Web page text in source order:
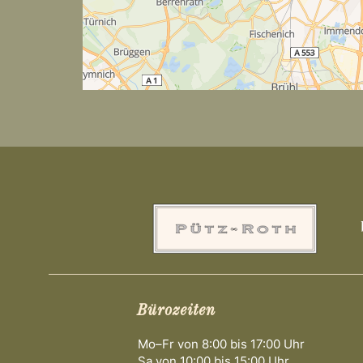
n
Bürozeiten
Mo–Fr von 8:00 bis 17:00 Uhr